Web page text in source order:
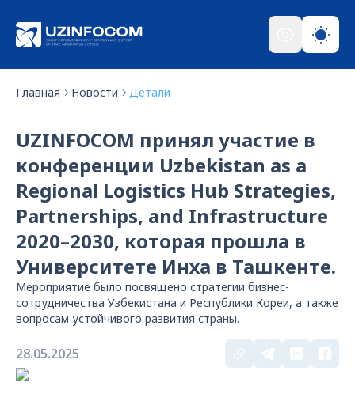
Главная Новости Детали
UZINFOCOM принял участие в
конференции Uzbekistan as a
Regional Logistics Hub Strategies,
Partnerships, and Infrastructure
2020–2030, которая прошла в
Университете Инха в Ташкенте.
Мероприятие было посвящено стратегии бизнес-
сотрудничества Узбекистана и Республики Кореи, а также
вопросам устойчивого развития страны.
28.05.2025